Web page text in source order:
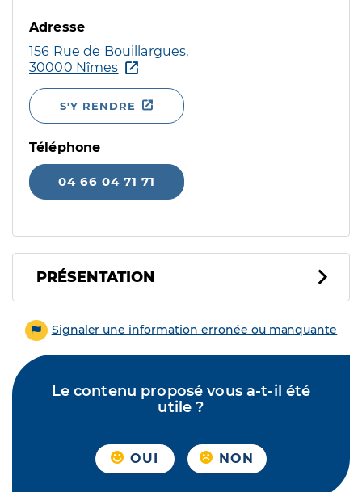
Adresse
156 Rue de Bouillargues,
30000 Nîmes
S'Y RENDRE
Téléphone
04 66 04 71 71
PRÉSENTATION
Signaler une information erronée ou manquante
Le contenu proposé vous a-t-il été
utile ?
OUI NON